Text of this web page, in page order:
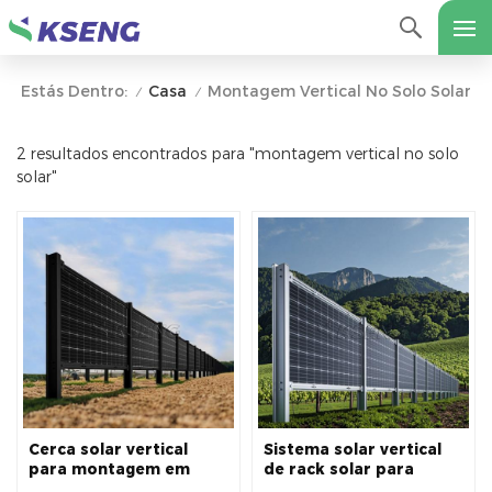
Estás Dentro: / Casa / Montagem Vertical No Solo Solar
2 resultados encontrados para "montagem vertical no solo
solar"
Cerca solar vertical
para montagem em
Sistema solar vertical
de rack solar para